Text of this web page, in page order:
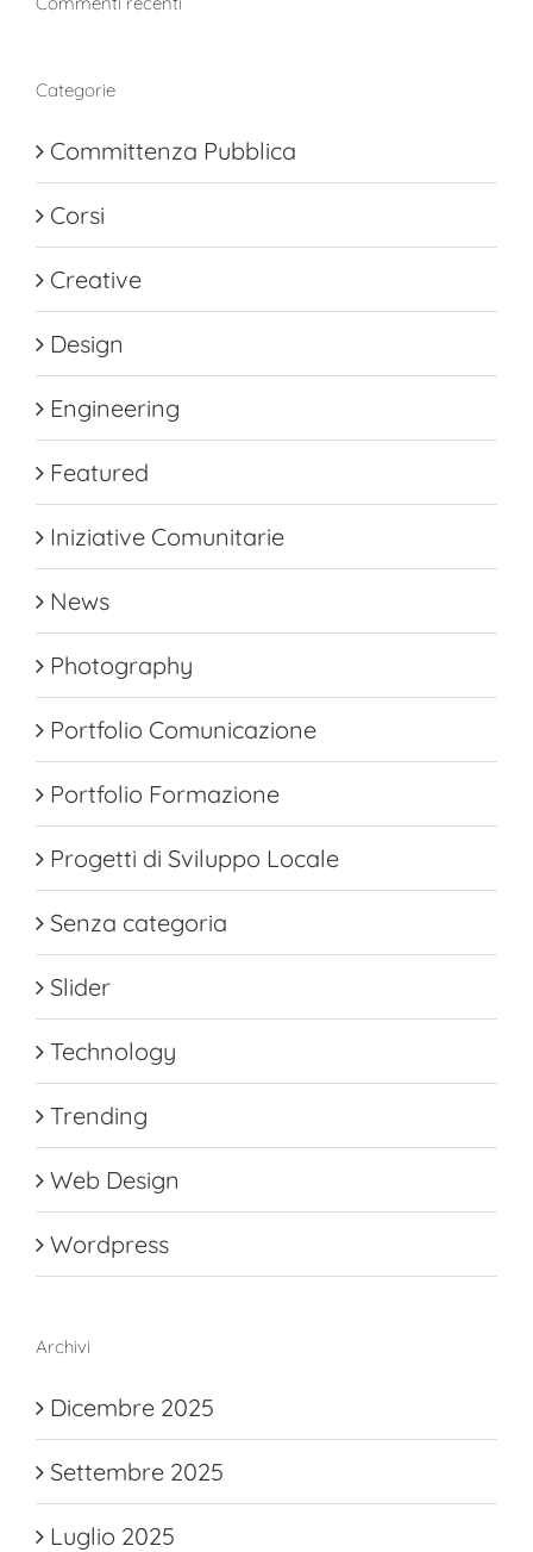
Categorie
Committenza Pubblica
Corsi
Creative
Design
Engineering
Featured
Iniziative Comunitarie
News
Photography
Portfolio Comunicazione
Portfolio Formazione
Progetti di Sviluppo Locale
Senza categoria
Slider
Technology
Trending
Web Design
Wordpress
Archivi
Dicembre 2025
Settembre 2025
Luglio 2025